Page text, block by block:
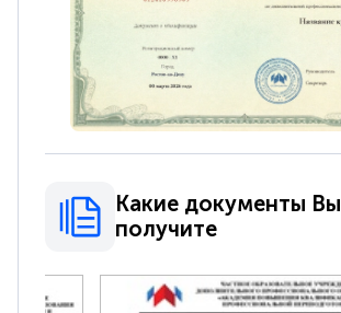
Какие документы Вы
получите